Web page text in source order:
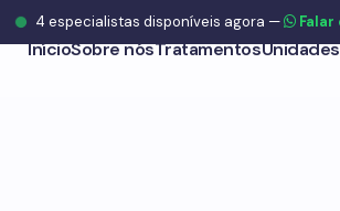
InícioSobre nósTratamentosUnidades
4 especialistas disponíveis agora — Falar